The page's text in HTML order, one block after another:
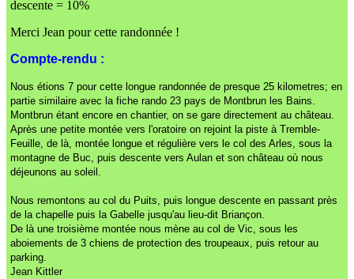
descente = 10%
Merci Jean pour cette randonnée !
Compte-rendu :
Nous étions 7 pour cette longue randonnée de presque 25 kilometres; en
partie similaire avec la fiche rando 23 pays de Montbrun les Bains.
Montbrun étant encore en chantier, on se gare directement au château.
Après une petite montée vers l'oratoire on rejoint la piste à Tremble-
Feuille, de là, montée longue et régulière vers le col des Arles, sous la
montagne de Buc, puis descente vers Aulan et son château où nous
déjeunons au soleil.
Nous remontons au col du Puits, puis longue descente en passant près
de la chapelle puis la Gabelle jusqu'au lieu-dit Briançon.
De là une troisième montée nous mène au col de Vic, sous les
aboiements de 3 chiens de protection des troupeaux, puis retour au
parking.
Jean Kittler